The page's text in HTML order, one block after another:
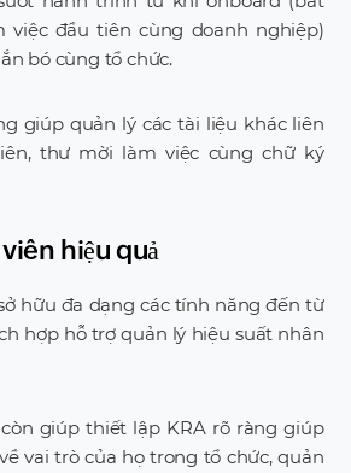
việc đầu tiên cùng doanh nghiệp)
bó cùng tổ chức.
giúp quản lý các tài liệu khác liên
thư mời làm việc cùng chữ ký
hiệu quả
hữu đa dạng các tính năng đến từ
hợp hỗ trợ quản lý hiệu suất nhân
giúp thiết lập KRA rõ ràng giúp
vai trò của họ trong tổ chức, quản